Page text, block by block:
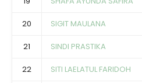
20 SIGIT MAULANA
21 SINDI PRASTIKA
22 SITI LAELATUL FARIDOH